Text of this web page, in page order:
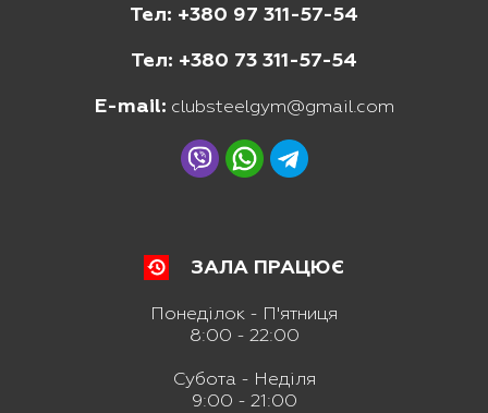
Тел: +380 97 311-57-54
Тел: +380 73 311-57-54
E-mail: clubsteelgym@gmail.com
ЗАЛА ПРАЦЮЄ
Понеділок - П'ятниця
8:00 - 22:00
Субота - Неділя
9:00 - 21:00